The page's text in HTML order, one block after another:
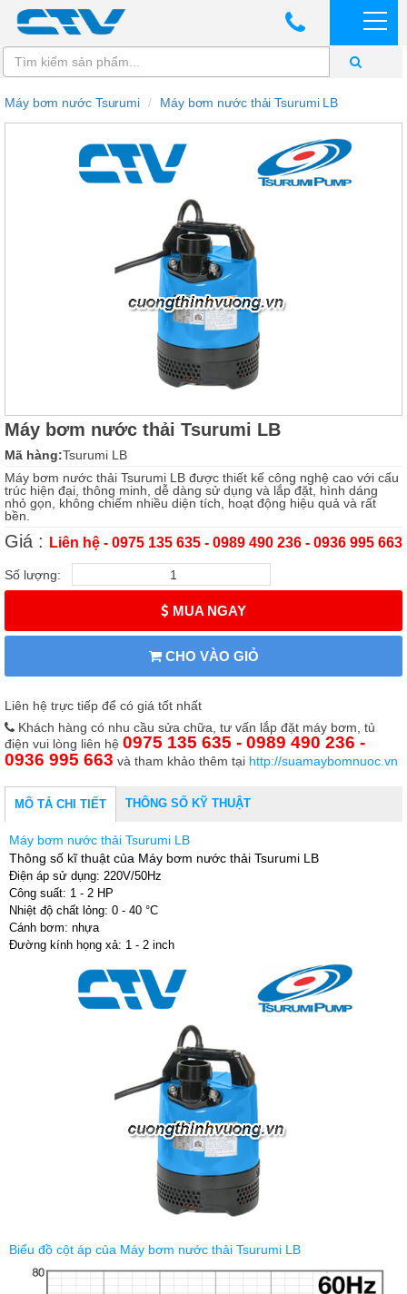
Máy bơm nước Tsurumi Máy bơm nước thải Tsurumi LB
Máy bơm nước thải Tsurumi LB
Mã hàng:Tsurumi LB
Máy bơm nước thải Tsurumi LB được thiết kế công nghệ cao với cấu
trúc hiện đại, thông minh, dễ dàng sử dụng và lắp đặt, hình dáng
nhỏ gọn, không chiếm nhiều diện tích, hoạt động hiệu quả và rất
bền.
Giá : Liên hệ - 0975 135 635 - 0989 490 236 - 0936 995 663
Số lượng:
MUA NGAY
CHO VÀO GIỎ
Liên hệ trực tiếp để có giá tốt nhất
Khách hàng có nhu cầu sửa chữa, tư vấn lắp đặt máy bơm, tủ
điện vui lòng liên hệ 0975 135 635 - 0989 490 236 -
0936 995 663 và tham khảo thêm tại http://suamaybomnuoc.vn
MÔ TẢ CHI TIẾT THÔNG SỐ KỸ THUẬT
Máy bơm nước thải Tsurumi LB
Thông số kĩ thuật của Máy bơm nước thải Tsurumi LB
Điện áp sử dụng: 220V/50Hz
Công suất: 1 - 2 HP
Nhiệt độ chất lỏng: 0 - 40 °C
Cánh bơm: nhựa
Đường kính họng xả: 1 - 2 inch
Biểu đồ cột áp của Máy bơm nước thải Tsurumi LB